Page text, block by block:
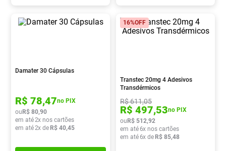
Damater 30 Cápsulas
R$ 78,47no PIX
ouR$ 80,90
em até2x nos cartões
em até2x deR$ 40,45
16%OFF
Transtec 20mg 4 Adesivos
Transdérmicos
R$611,05
R$ 497,53no PIX
ouR$ 512,92
em até6x nos cartões
em até6x deR$ 85,48